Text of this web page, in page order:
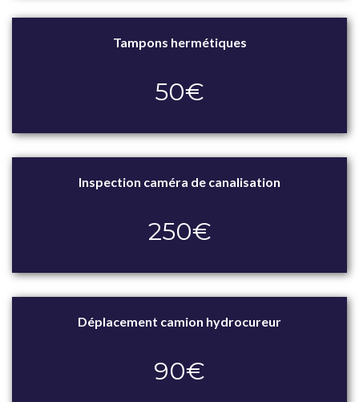
Tampons hermétiques
50€
Inspection caméra de canalisation
250€
Déplacement camion hydrocureur
90€